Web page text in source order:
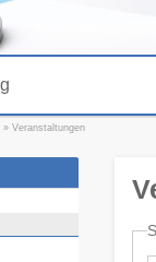
» Veranstaltungen